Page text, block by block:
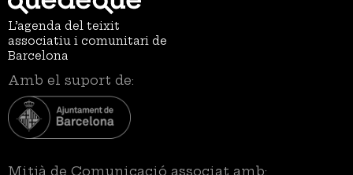
L’agenda del teixit
associatiu i comunitari de
Barcelona
Amb el suport de:
Mitjà de Comunicació associat amb: